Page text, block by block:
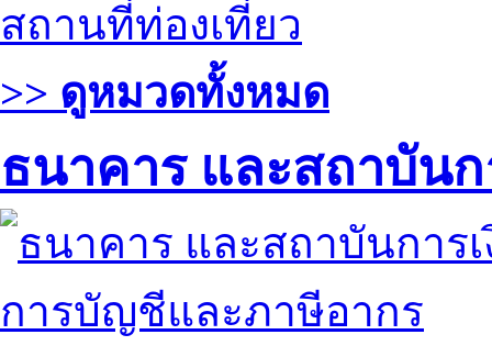
สถานที่ท่องเที่ยว
>> ดูหมวดทั้งหมด
ธนาคาร และสถาบันก
การบัญชีและภาษีอากร